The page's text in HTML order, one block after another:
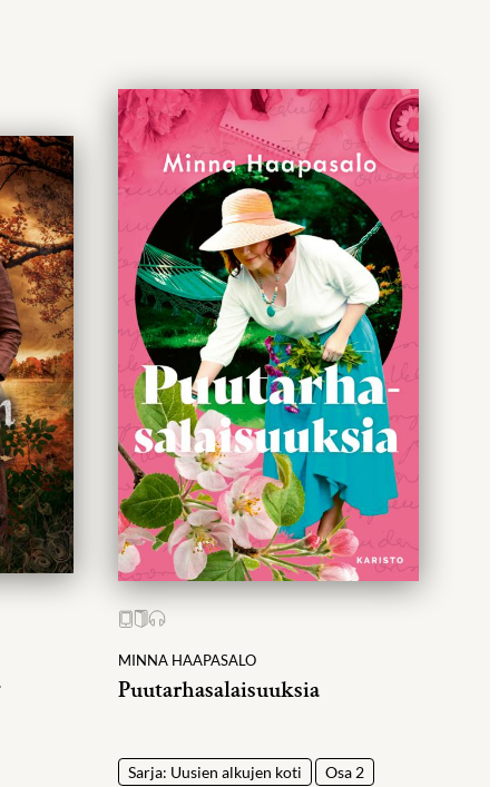
MINNA HAAPASALO
Puutarhasalaisuuksia
Sarja: Uusien alkujen koti Osa 2